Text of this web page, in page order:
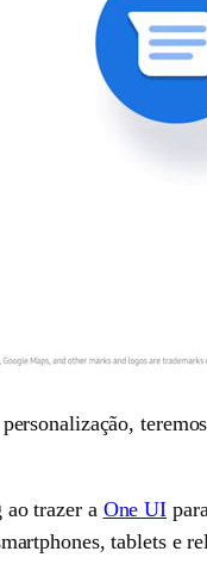
ao trazer a One UI
tablets e